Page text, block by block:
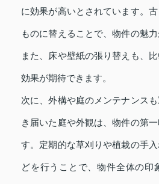
に効果が高いとされています。
ものに替えることで、物件の魅
また、床や壁紙の張り替えも、
効果が期待できます。
次に、外構や庭のメンテナンス
き届いた庭や外観は、物件の第
す。定期的な草刈りや植栽の手
どを行うことで、物件全体の印